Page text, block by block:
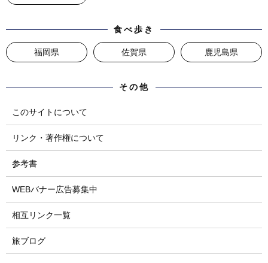
食べ歩き
福岡県 佐賀県 鹿児島県
その他
このサイトについて
リンク・著作権について
参考書
WEBバナー広告募集中
相互リンク一覧
旅ブログ